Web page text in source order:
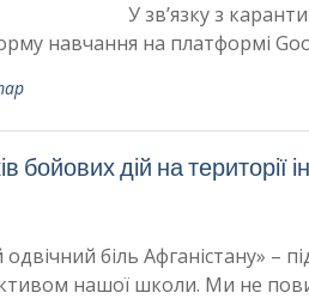
зв’язку з карантином,
навчання на платформі
бойових дій на території
біль Афганістану» –
нашої школи. Ми не